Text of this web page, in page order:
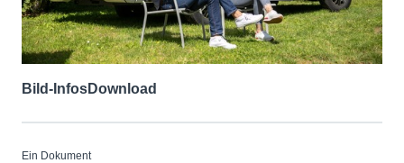
Bild-InfosDownload
Ein Dokument